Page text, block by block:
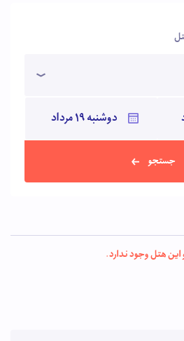
جستجو
این هتل وجود ندارد.